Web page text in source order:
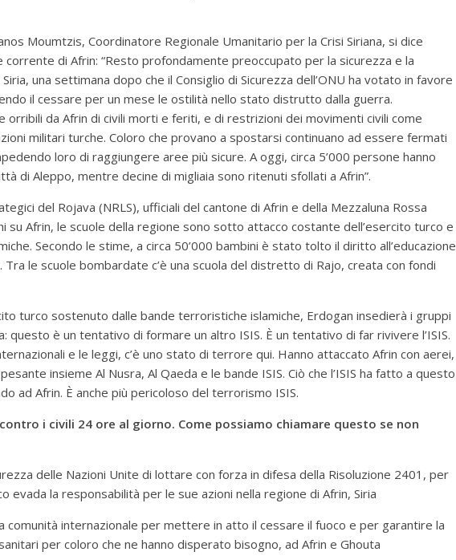
Moumtzis, Coordinatore Regionale Umanitario per la Crisi Siriana, si dice
di Afrin: “Resto profondamente preoccupato per la sicurezza e la
una settimana dopo che il Consiglio di Sicurezza dell’ONU ha votato in favore
il cessare per un mese le ostilità nello stato distrutto dalla guerra.
orribili da Afrin di civili morti e feriti, e di restrizioni dei movimenti civili come
militari turche. Coloro che provano a spostarsi continuano ad essere fermati
loro di raggiungere aree più sicure. A oggi, circa 5’000 persone hanno
di Aleppo, mentre decine di migliaia sono ritenuti sfollati a Afrin”.
del Rojava (NRLS), ufficiali del cantone di Afrin e della Mezzaluna Rossa
su Afrin, le scuole della regione sono sotto attacco costante dell’esercito turco e
Secondo le stime, a circa 50’000 bambini è stato tolto il diritto all’educazione
Tra le scuole bombardate c’è una scuola del distretto di Rajo, creata con fondi
turco sostenuto dalle bande terroristiche islamiche, Erdogan insedierà i gruppi
questo è un tentativo di formare un altro ISIS. È un tentativo di far rivivere l’ISIS.
e le leggi, c’è uno stato di terrore qui. Hanno attaccato Afrin con aerei,
insieme Al Nusra, Al Qaeda e le bande ISIS. Ciò che l’ISIS ha fatto a questo
ad Afrin. È anche più pericoloso del terrorismo ISIS.
i civili 24 ore al giorno. Come possiamo chiamare questo se non
delle Nazioni Unite di lottare con forza in difesa della Risoluzione 2401, per
evada la responsabilità per le sue azioni nella regione di Afrin, Siria
comunità internazionale per mettere in atto il cessare il fuoco e per garantire la
per coloro che ne hanno disperato bisogno, ad Afrin e Ghouta